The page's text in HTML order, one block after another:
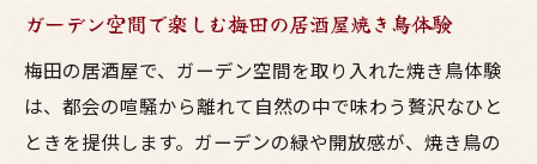
ガーデン空間で楽しむ梅田の居酒屋焼き鳥体験
梅田の居酒屋で、ガーデン空間を取り入れた焼き鳥体験
は、都会の喧騒から離れて自然の中で味わう贅沢なひと
ときを提供します。ガーデンの緑や開放感が、焼き鳥の